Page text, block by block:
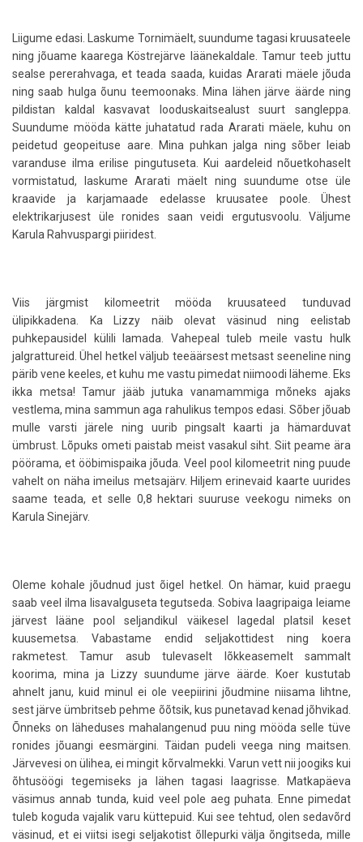
Liigume edasi. Laskume Tornimäelt, suundume tagasi kruusateele
ning jõuame kaarega Köstrejärve läänekaldale. Tamur teeb juttu
sealse pererahvaga, et teada saada, kuidas Ararati mäele jõuda
ning saab hulga õunu teemoonaks. Mina lähen järve äärde ning
pildistan kaldal kasvavat looduskaitsealust suurt sangleppa.
Suundume mööda kätte juhatatud rada Ararati mäele, kuhu on
peidetud geopeituse aare. Mina puhkan jalga ning sõber leiab
varanduse ilma erilise pingutuseta. Kui aardeleid nõuetkohaselt
vormistatud, laskume Ararati mäelt ning suundume otse üle
kraavide ja karjamaade edelasse kruusatee poole. Ühest
elektrikarjusest üle ronides saan veidi ergutusvoolu. Väljume
Karula Rahvuspargi piiridest.
Viis järgmist kilomeetrit mööda kruusateed tunduvad
ülipikkadena. Ka Lizzy näib olevat väsinud ning eelistab
puhkepausidel külili lamada. Vahepeal tuleb meile vastu hulk
jalgrattureid. Ühel hetkel väljub teeäärsest metsast seeneline ning
pärib vene keeles, et kuhu me vastu pimedat niimoodi läheme. Eks
ikka metsa! Tamur jääb jutuka vanamammiga mõneks ajaks
vestlema, mina sammun aga rahulikus tempos edasi. Sõber jõuab
mulle varsti järele ning uurib pingsalt kaarti ja hämarduvat
ümbrust. Lõpuks ometi paistab meist vasakul siht. Siit peame ära
pöörama, et ööbimispaika jõuda. Veel pool kilomeetrit ning puude
vahelt on näha imeilus metsajärv. Hiljem erinevaid kaarte uurides
saame teada, et selle 0,8 hektari suuruse veekogu nimeks on
Karula Sinejärv.
Oleme kohale jõudnud just õigel hetkel. On hämar, kuid praegu
saab veel ilma lisavalguseta tegutseda. Sobiva laagripaiga leiame
järvest lääne pool seljandikul väikesel lagedal platsil keset
kuusemetsa. Vabastame endid seljakottidest ning koera
rakmetest. Tamur asub tulevaselt lõkkeasemelt sammalt
koorima, mina ja Lizzy suundume järve äärde. Koer kustutab
ahnelt janu, kuid minul ei ole veepiirini jõudmine niisama lihtne,
sest järve ümbritseb pehme õõtsik, kus punetavad kenad jõhvikad.
Õnneks on läheduses mahalangenud puu ning mööda selle tüve
ronides jõuangi eesmärgini. Täidan pudeli veega ning maitsen.
Järvevesi on ülihea, ei mingit kõrvalmekki. Varun vett nii joogiks kui
õhtusöögi tegemiseks ja lähen tagasi laagrisse. Matkapäeva
väsimus annab tunda, kuid veel pole aeg puhata. Enne pimedat
tuleb koguda vajalik varu küttepuid. Kui see tehtud, olen sedavõrd
väsinud, et ei viitsi isegi seljakotist õllepurki välja õngitseda, mille